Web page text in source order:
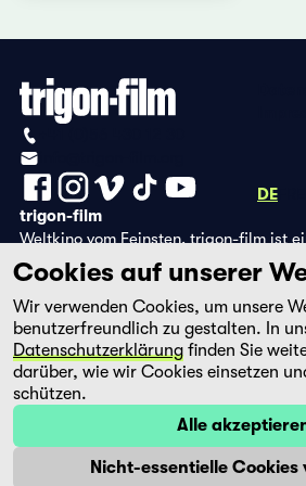
DE
trigon-film
Weltkino vom Feinsten. trigon-film ist
Filmstiftung, die seit 1988 sorgfältig
Lateinamerika, Asien, Afrika und dem
Kino herausbringt und eine eigene
Streaming-Plattform filmingo betreibt.
Cookies auf unserer
Wir verwenden Cookies, um unsere
benutzerfreundlich zu gestalten. In
Datenschutzerklärung finden Sie
darüber, wie wir Cookies einsetzen
schützen.
Alle
Nicht-essentielle Cookies